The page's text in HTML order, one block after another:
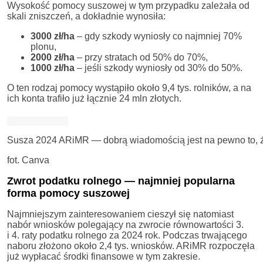
Wysokość pomocy suszowej w tym przypadku zależała od
skali zniszczeń, a dokładnie wynosiła:
3000 zł/ha – gdy szkody wyniosły co najmniej 70%
plonu,
2000 zł/ha – przy stratach od 50% do 70%,
1000 zł/ha – jeśli szkody wyniosły od 30% do 50%.
O ten rodzaj pomocy wystąpiło około 9,4 tys. rolników, a na
ich konta trafiło już łącznie 24 mln złotych.
Susza 2024 ARiMR — dobrą wiadomością jest na pewno to,
fot. Canva
Zwrot podatku rolnego — najmniej popularna
forma pomocy suszowej
Najmniejszym zainteresowaniem cieszył się natomiast
nabór wniosków polegający na zwrocie równowartości 3.
i 4. raty podatku rolnego za 2024 rok. Podczas trwającego
naboru złożono około 2,4 tys. wniosków. ARiMR rozpoczęła
już wypłacać środki finansowe w tym zakresie.